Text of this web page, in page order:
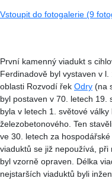
Vstoupit do fotogalerie (9
První kamenný viadukt s
Ferdinadově byl vystaven v
oblasti Rozvodí řek Odry (na
byl postaven v 70. letech 19.
byla v letech 1. světové
železobetonového. Ten
ve 30. letech za
viaduktů se již nepoužívá,
byl vzorně opraven. Délka
nejstarších viaduktů byli